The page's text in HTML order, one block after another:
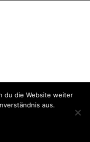
du die Website weiter
aus.